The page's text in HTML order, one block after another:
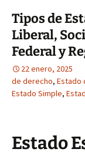
Tipos de
Liberal,
Federal y
22 enero, 2025
de derecho, Estado
Estado Simple,
Estado